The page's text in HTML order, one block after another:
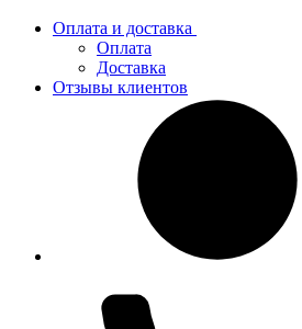
Оплата и доставка
Оплата
Доставка
Отзывы клиентов